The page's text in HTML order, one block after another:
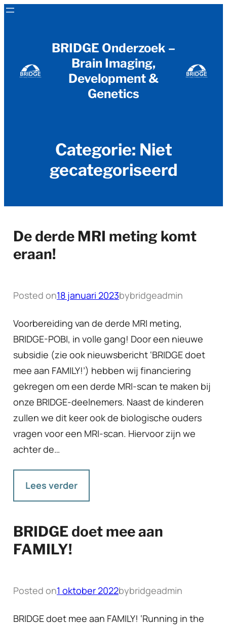
Ga
BRIDGE Onderzoek –
Brain Imaging,
Development &
Genetics
Categorie: Niet
gecategoriseerd
De derde MRI meting komt
eraan!
Posted on18 januari 2023bybridgeadmin
Voorbereiding van de derde MRI meting,
BRIDGE-POBI, in volle gang! Door een nieuwe
subsidie (zie ook nieuwsbericht ‘BRIDGE doet
mee aan FAMILY!’) hebben wij financiering
gekregen om een derde MRI-scan te maken bij
onze BRIDGE-deelnemers. Naast de kinderen
zullen we dit keer ook de biologische ouders
vragen voor een MRI-scan. Hiervoor zijn we
achter de…
Lees verder
BRIDGE doet mee aan
FAMILY!
Posted on1 oktober 2022bybridgeadmin
BRIDGE doet mee aan FAMILY! ‘Running in the